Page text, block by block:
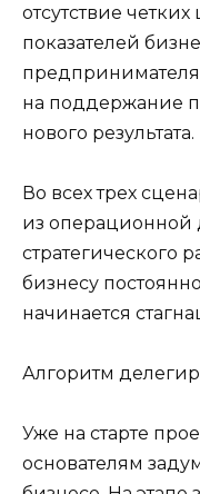
отсутствие
показателей
на поддержание
нового результата.
Во всех трех
из операционной
стратегического
бизнесу
начинается
Алгоритм
Уже на старте
основателям